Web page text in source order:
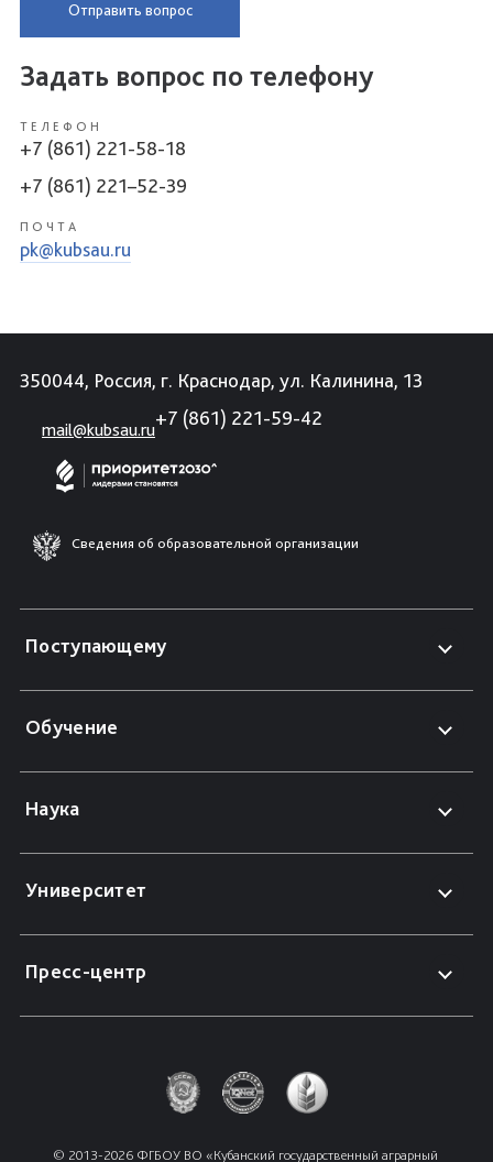
Отправить вопрос
Задать вопрос по телефону
ТЕЛЕФОН
+7 (861) 221-58-18
+7 (861) 221–52-39
ПОЧТА
pk@kubsau.ru
350044, Россия, г. Краснодар, ул. Калинина, 13
mail@kubsau.ru
+7 (861) 221-59-42
Сведения об образовательной организации
Поступающему
Обучение
Наука
Университет
Пресс-центр
© 2013-2026 ФГБОУ ВО «Кубанский государственный аграрный